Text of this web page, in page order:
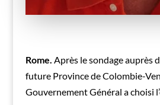
Rome. Après le sondage auprès
future Province de Colombie-
Gouvernement Général a choisi